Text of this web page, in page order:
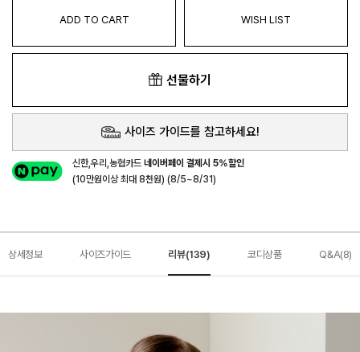
ADD TO CART WISH LIST
선물하기
사이즈 가이드를 참고하세요!
신한,우리,농협카드네이버페이 결제시 5%할인
(10만원이상 최대 8천원) (8/5~8/31)
상세정보 사이즈가이드 리뷰(139) 코디상품 Q&A(8)